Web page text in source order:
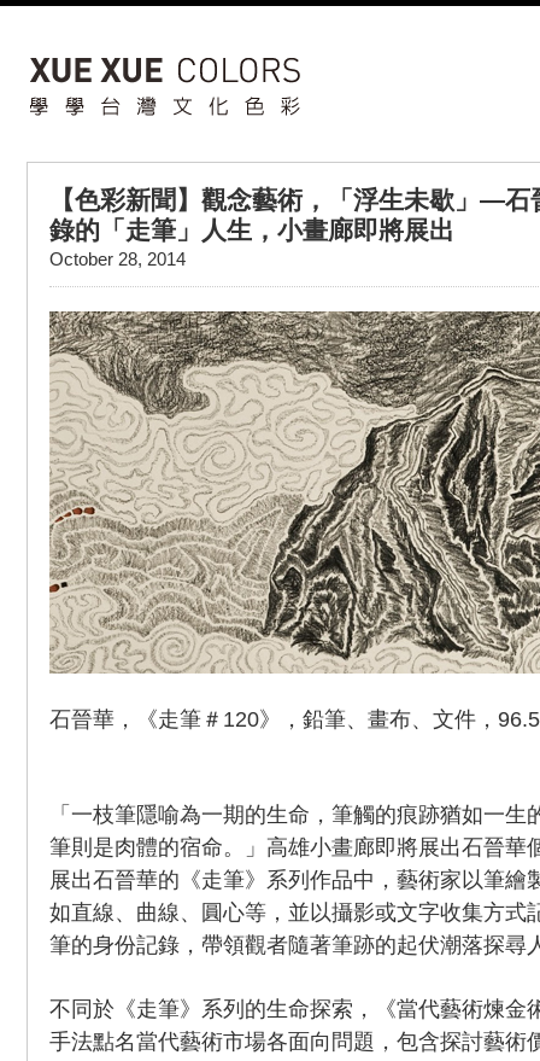
【色彩新聞】觀念藝術，「浮生未歇」—
錄的「走筆」人生，小畫廊即將展出
October 28, 2014
石晉華，《走筆＃120》，鉛筆、畫布、文件，
「一枝筆隱喻為一期的生命，筆觸的痕跡猶如一
筆則是肉體的宿命。」高雄小畫廊即將展出石晉華
展出石晉華的《走筆》系列作品中，藝術家以筆繪
如直線、曲線、圓心等，並以攝影或文字收集方式
筆的身份記錄，帶領觀者隨著筆跡的起伏潮落探尋
不同於《走筆》系列的生命探索，《當代藝術煉金
手法點名當代藝術市場各面向問題，包含探討藝術